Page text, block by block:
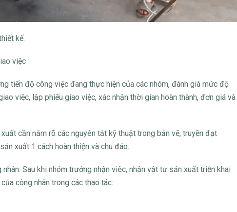
kế.
việc
tiến độ công việc đang thực hiện của các nhóm, đánh giá mức độ
việc, lập phiếu giao việc, xác nhận thời gian hoàn thành, đơn giá và
cần nắm rõ các nguyên tắt kỹ thuật trong bản vẽ, truyền đạt
xuất 1 cách hoàn thiện và chu đáo.
Sau khi nhóm trưởng nhận viêc, nhận vật tư sản xuất triễn khai
công nhân trong các thao tác: